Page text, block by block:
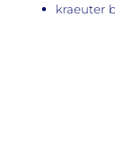
kraeuter